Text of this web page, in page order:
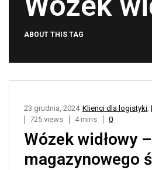
ABOUT THIS TAG
Klienci dla logistyki,
23 grudnia, 2024
725 views
4 mins 0
Wózek widłowy
magazynowego